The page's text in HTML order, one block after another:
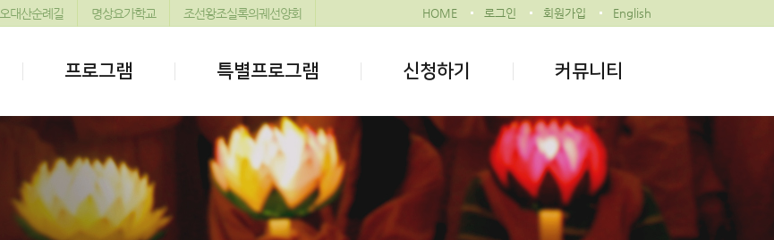
오대산순례길 명상요가학교 조선왕조실록의궤선양회 HOME 로그인 회원가입 English
프로그램 특별프로그램 신청하기 커뮤니티